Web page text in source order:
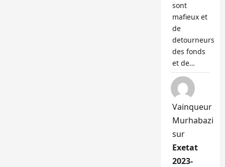
sont
mafieux et
de
detourneurs
des fonds
et de…
Vainqueur
Murhabazi
sur
Exetat
2023-